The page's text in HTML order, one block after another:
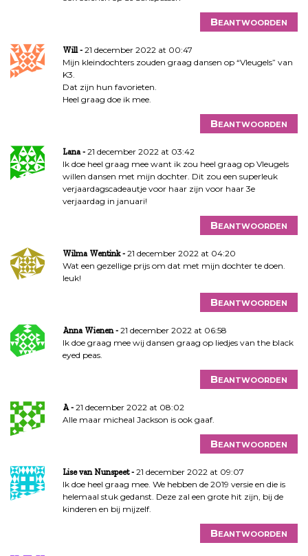
Beantwoorden
Will
21 december 2022 at 00:47
Mijn kleindochters zouden graag dansen op “Vleugels” van
K3.
Dat zijn hun favorieten.
Heel graag doe ik mee.
Beantwoorden
Lana
21 december 2022 at 03:42
Ik doe heel graag mee want ik zou heel graag op Vleugels
willen dansen met mijn dochter. Dit zou een superleuk
verjaardagscadeautje voor haar zijn voor haar 3e
verjaardag in januari!
Beantwoorden
Wilma Wentink
21 december 2022 at 04:20
Wat een gezellige prijs om dat met mijn dochter te doen.
leuk!
Beantwoorden
Anna Wienen
21 december 2022 at 06:58
Ik doe graag mee wij dansen graag op liedjes van the black
eyed peas.
Beantwoorden
A
21 december 2022 at 08:02
Alle maar micheal Jackson is ook gaaf.
Beantwoorden
Lise van Nunspeet
21 december 2022 at 09:07
Ik doe heel graag mee. We hebben de 2019 versie en die is
helemaal stuk gedanst. Deze zal een grote hit zijn, bij de
kinderen en bij mijzelf.
Beantwoorden